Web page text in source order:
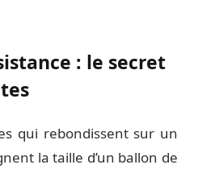
: le secret
qui rebondissent sur un
la taille d’un ballon de